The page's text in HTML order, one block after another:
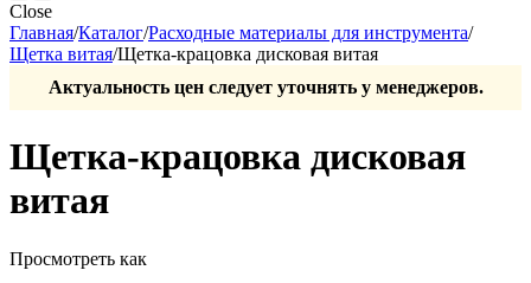
Close
Главная/Каталог/Расходные материалы для инструмента/
Щетка витая/Щетка-крацовка дисковая витая
Актуальность цен следует уточнять у менеджеров.
Щетка-крацовка дисковая
витая
Просмотреть как